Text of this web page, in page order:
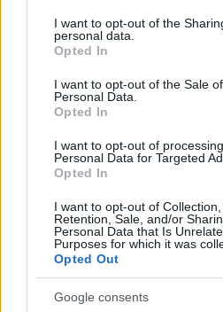
I want to opt-out of the
personal data.
Opted In
I want to opt-out of the Sale
Personal Data.
Opted In
I want to opt-out of
Personal Data for Targeted
Opted In
I want to opt-out of Collection,
Retention, Sale, and/or
Personal Data that Is
Purposes for which it was
Opted Out
Google consents
E BURAZ
26.01.17. 23:56
Poruka je jasna! Ova mama
Saznaj više